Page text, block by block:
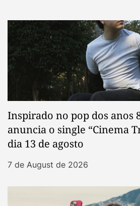
Inspirado no pop dos anos
anuncia o single “Cinema
dia 13 de agosto
7 de August de 2026